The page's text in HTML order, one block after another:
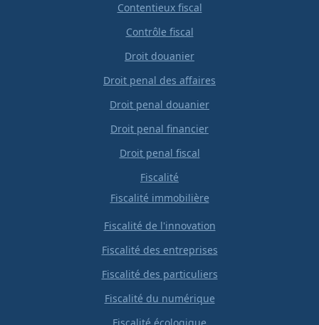
Contentieux fiscal
Contrôle fiscal
Droit douanier
Droit penal des affaires
Droit penal douanier
Droit penal financier
Droit penal fiscal
Fiscalité
Fiscalité immobilière
Fiscalité de l'innovation
Fiscalité des entreprises
Fiscalité des particuliers
Fiscalité du numérique